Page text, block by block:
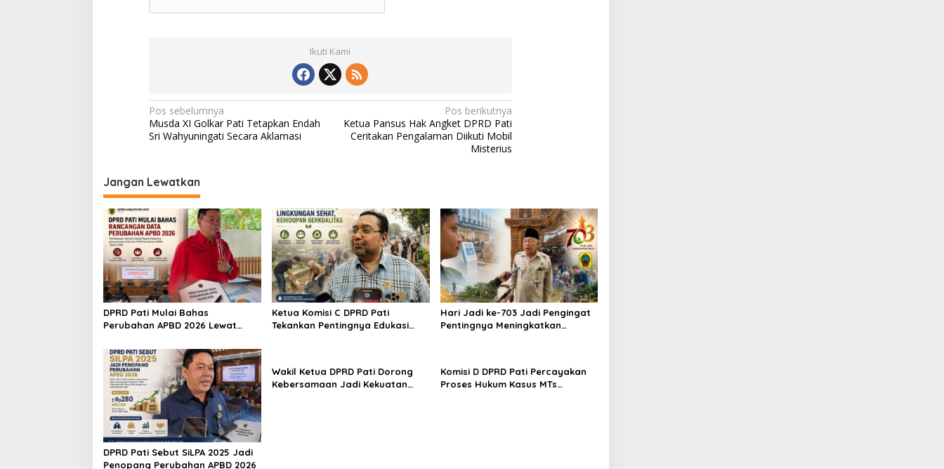
Ikuti Kami
N
a
i
g
a
s
i
p
o
s
Pos sebelumnya
Musda XI Golkar Pati Tetapkan Endah
Sri Wahyuningati Secara Aklamasi
Pos berikutnya
Ketua Pansus Hak Angket DPRD Pati
Ceritakan Pengalaman Diikuti Mobil
Misterius
Jangan Lewatkan
DPRD Pati Mulai Bahas
Perubahan APBD 2026 Lewat
Ketua Komisi C DPRD Pati
Tekankan Pentingnya Edukasi
Hari Jadi ke-703 Jadi Pengingat
Pentingnya Meningkatkan
DPRD Pati Sebut SiLPA 2025 Jadi
Penopang Perubahan APBD 2026
Wakil Ketua DPRD Pati Dorong
Kebersamaan Jadi Kekuatan
Komisi D DPRD Pati Percayakan
Proses Hukum Kasus MTs